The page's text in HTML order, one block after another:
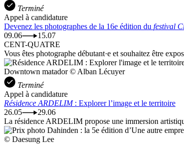
Terminé
Appel à candidature
Devenez les photographes de la 16e édition du festival
09.06
15.07
CENT-QUATRE
Vous êtes photographe débutant·e et souhaitez être
Downtown matador © Alban Lécuyer
Terminé
Appel à candidature
Résidence ARDELIM: Explorer l’image et le territoire
26.05
29.06
La résidence ARDELIM propose une immersion
© Daesung Lee